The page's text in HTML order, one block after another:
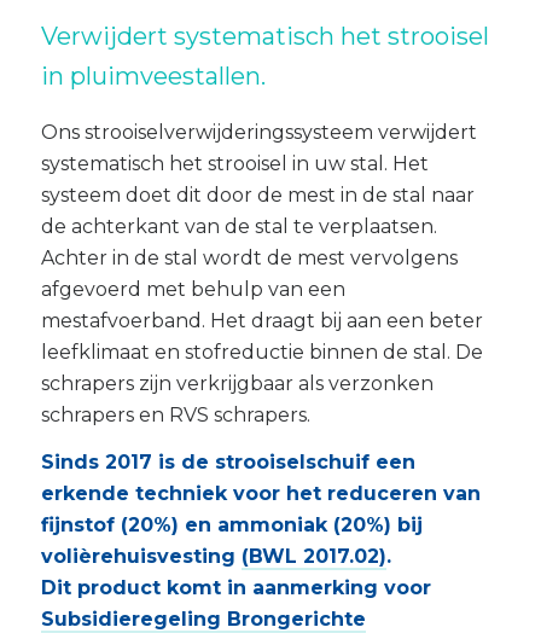
Verwijdert systematisch het strooisel
in pluimveestallen.
Ons strooiselverwijderingssysteem verwijdert
systematisch het strooisel in uw stal. Het
systeem doet dit door de mest in de stal naar
de achterkant van de stal te verplaatsen.
Achter in de stal wordt de mest vervolgens
afgevoerd met behulp van een
mestafvoerband. Het draagt bij aan een beter
leefklimaat en stofreductie binnen de stal. De
schrapers zijn verkrijgbaar als verzonken
schrapers en RVS schrapers.
Sinds 2017 is de strooiselschuif een
erkende techniek voor het reduceren van
fijnstof (20%) en ammoniak (20%) bij
volièrehuisvesting (BWL 2017.02).
Dit product komt in aanmerking voor
Subsidieregeling Brongerichte